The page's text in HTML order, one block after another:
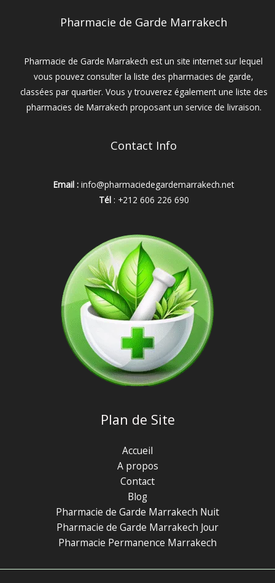
Pharmacie de Garde Marrakech
Pharmacie de Garde Marrakech est un site internet sur lequel
vous pouvez consulter la liste des pharmacies de garde,
classées par quartier. Vous y trouverez également une liste des
pharmacies de Marrakech proposant un service de livraison.
Contact Info
Email : info@pharmaciedegardemarrakech.net
Tél : +212 606 226 690
Plan de Site
Accueil
A propos
Contact
Blog
Pharmacie de Garde Marrakech Nuit
Pharmacie de Garde Marrakech Jour
Pharmacie Permanence Marrakech